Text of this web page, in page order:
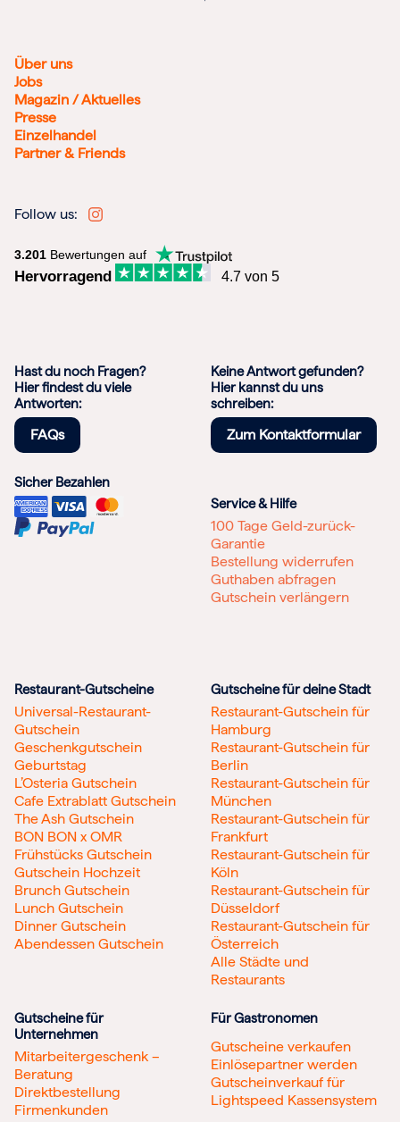
Über uns
Jobs
Magazin / Aktuelles
Presse
Einzelhandel
Partner & Friends
Follow us:
3.201 Bewertungen auf
Hervorragend 4.7 von 5
Hast du noch Fragen?
Hier findest du viele
Antworten:
FAQs
Keine Antwort gefunden?
Hier kannst du uns
schreiben:
Zum Kontaktformular
Sicher Bezahlen
Service & Hilfe
100 Tage Geld-zurück-
Garantie
Bestellung widerrufen
Guthaben abfragen
Gutschein verlängern
Restaurant-Gutscheine
Universal-Restaurant-
Gutschein
Geschenkgutschein
Geburtstag
L’Osteria Gutschein
Cafe Extrablatt Gutschein
The Ash Gutschein
BON BON x OMR
Frühstücks Gutschein
Gutschein Hochzeit
Brunch Gutschein
Lunch Gutschein
Dinner Gutschein
Abendessen Gutschein
Gutscheine für deine Stadt
Restaurant-Gutschein für
Hamburg
Restaurant-Gutschein für
Berlin
Restaurant-Gutschein für
München
Restaurant-Gutschein für
Frankfurt
Restaurant-Gutschein für
Köln
Restaurant-Gutschein für
Düsseldorf
Restaurant-Gutschein für
Österreich
Alle Städte und
Restaurants
Gutscheine für
Unternehmen
Mitarbeitergeschenk –
Beratung
Direktbestellung
Firmenkunden
Für Gastronomen
Gutscheine verkaufen
Einlösepartner werden
Gutscheinverkauf für
Lightspeed Kassensystem